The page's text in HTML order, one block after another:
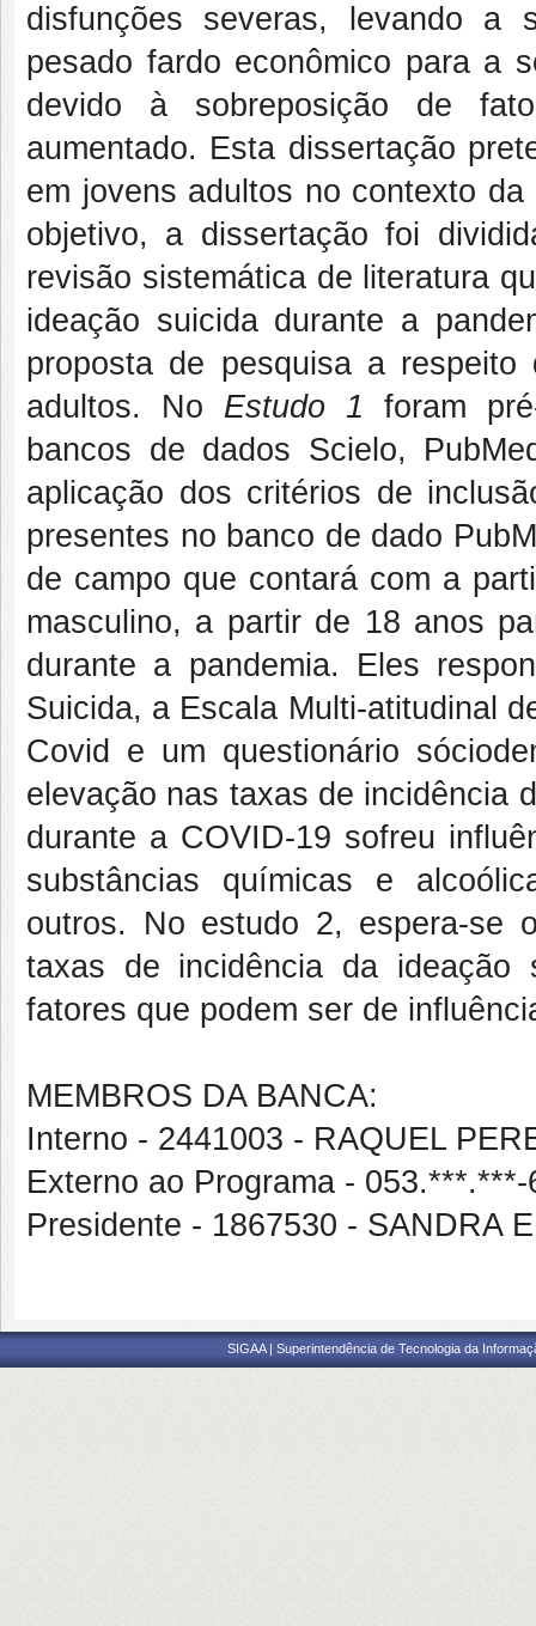
disfunções severas, levando a
pesado fardo econômico para a
devido à sobreposição de
aumentado. Esta dissertação
em jovens adultos no contexto
objetivo, a dissertação foi
revisão sistemática de literatura
ideação suicida durante a
proposta de pesquisa a
adultos. No Estudo 1 foram
bancos de dados Scielo,
aplicação dos critérios de
presentes no banco de dado
de campo que contará com a
masculino, a partir de 18 anos
durante a pandemia. Eles
Suicida, a Escala Multi-atitudinal
Covid e um questionário
elevação nas taxas de incidência
durante a COVID-19 sofreu
substâncias químicas e
outros. No estudo 2, espera-se
taxas de incidência da ideação
fatores que podem ser de
MEMBROS DA BANCA:
Interno - 2441003 - RAQUEL
Externo ao Programa -
Presidente - 1867530 - SANDRA
SIGAA | Superintendência de Tecnologia da